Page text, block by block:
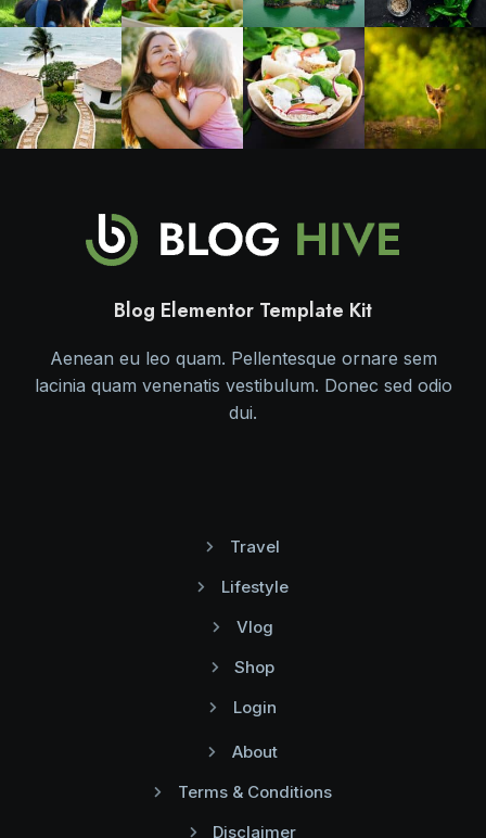
Blog Elementor Template Kit
Aenean eu leo quam. Pellentesque ornare sem
lacinia quam venenatis vestibulum. Donec sed odio
dui.
Travel
Lifestyle
Vlog
Shop
Login
About
Terms & Conditions
Disclaimer